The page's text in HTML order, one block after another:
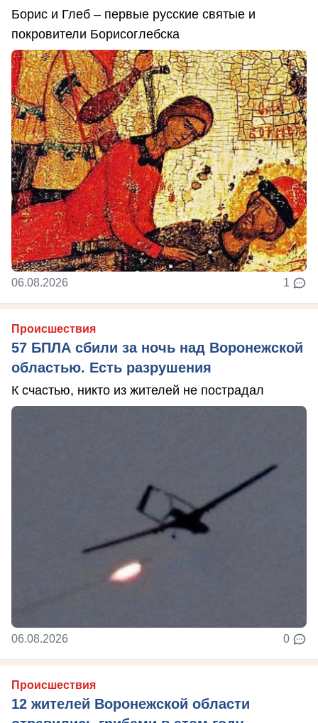
Борис и Глеб – первые русские святые и
покровители Борисоглебска
06.08.2026 1
Происшествия
57 БПЛА сбили за ночь над Воронежской
областью. Есть разрушения
К счастью, никто из жителей не пострадал
06.08.2026 0
Происшествия
12 жителей Воронежской области